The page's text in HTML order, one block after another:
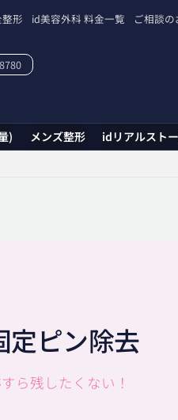
形 id美容外科 料金一覧 ご相談
) メンズ整形 idリアルスト
定ピン除去
ら残したくない！